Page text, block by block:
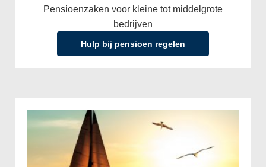
Pensioenzaken voor kleine tot middelgrote
bedrijven
Hulp bij pensioen regelen